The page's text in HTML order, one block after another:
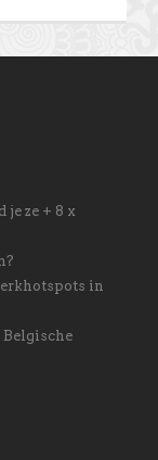
je ze + 8 x
in